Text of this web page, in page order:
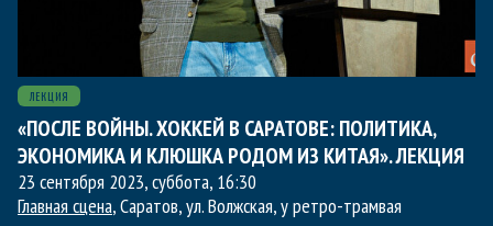
ЛЕКЦИЯ
«ПОСЛЕ ВОЙНЫ. ХОККЕЙ В САРАТОВЕ: ПОЛИТИКА,
ЭКОНОМИКА И КЛЮШКА РОДОМ ИЗ КИТАЯ». ЛЕКЦИЯ
23 сентября 2023, суббота, 16:30
Главная сцена, Саратов, ул. Волжская, у ретро-трамвая